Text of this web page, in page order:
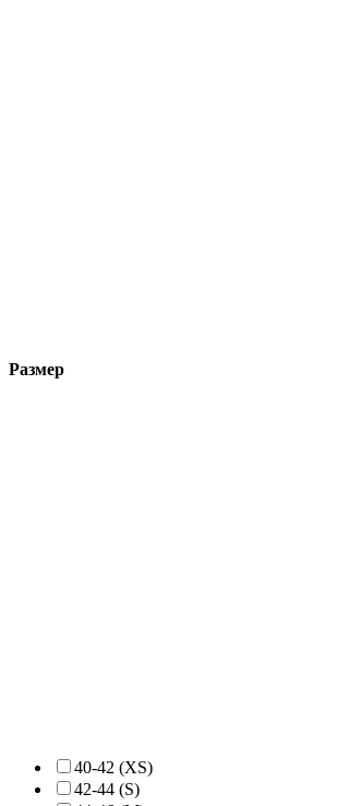
Размер
40-42 (XS)
42-44 (S)